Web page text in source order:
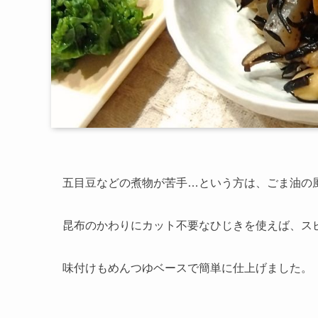
五目豆などの煮物が苦手…という方は、ごま油の
昆布のかわりにカット不要なひじきを使えば、ス
味付けもめんつゆベースで簡単に仕上げました。